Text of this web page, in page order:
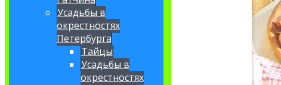
Усадьбы в
окрестностях
Петербурга
Тайцы
Усадьбы в
окрестностях